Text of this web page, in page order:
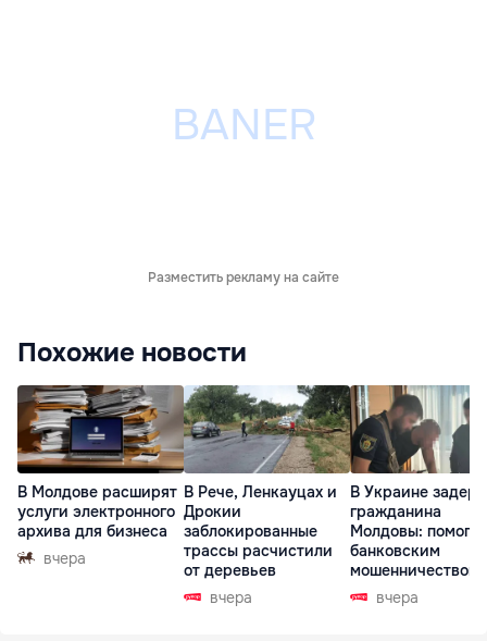
Разместить рекламу на сайте
Похожие новости
В Молдове расширят
услуги электронного
архива для бизнеса
вчера
В Рече, Ленкауцах и
Дрокии
заблокированные
трассы расчистили
от деревьев
вчера
В Украине
гражданина
Молдовы:
банковским
мошенничеством
Чехиивчера